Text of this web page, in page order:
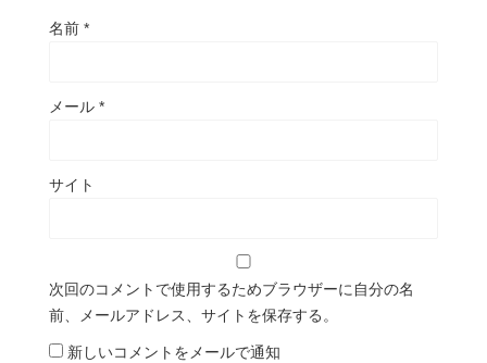
名前 *
メール *
サイト
次回のコメントで使用するためブラウザーに自分の名
前、メールアドレス、サイトを保存する。
新しいコメントをメールで通知